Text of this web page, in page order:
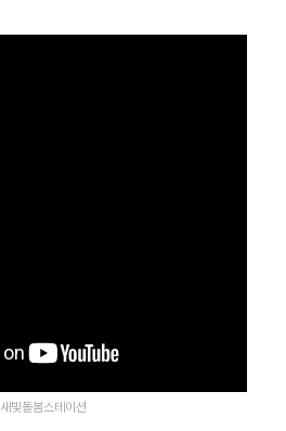
새빛돌봄스테이션